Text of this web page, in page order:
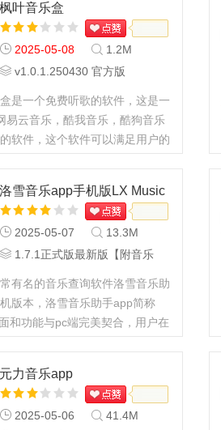
枫叶音乐盒
2025-05-08
1.2M
v1.0.1.250430 官方版
是一个免费听歌的软件，这是一
易云音乐，酷我音乐，酷狗音乐
软件，这个软件可以满足用户的
洛雪音乐app手机版LX Music
2025-05-07
13.3M
1.7.1正式版最新版【附音乐
有名的音乐查询软件洛雪音乐助
版本，洛雪音乐助手app简称
和功能与pc端完美契合，用户在
元力音乐app
2025-05-06
41.4M